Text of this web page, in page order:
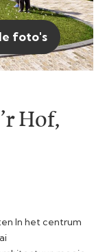
Hof,
In het centrum
foto's